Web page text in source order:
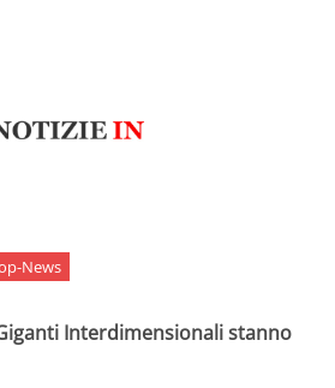
News
Interdimensionali stanno